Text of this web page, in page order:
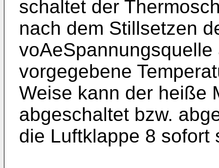
schaltet der
nach dem Stillsetzen
vorgegebene
Weise kann der heiße
abgeschaltet bzw.
die Luftklappe 8 sofort